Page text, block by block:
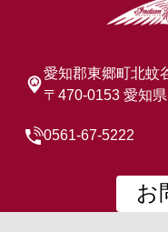
愛知郡東郷町北蚊
〒470-0153 愛知県
0561-67-5222
お